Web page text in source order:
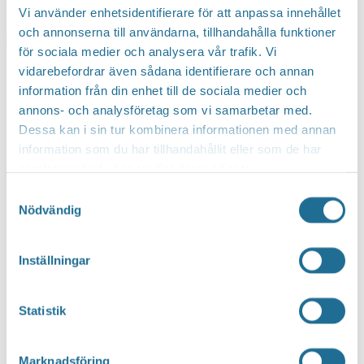
Vi använder enhetsidentifierare för att anpassa innehållet
och annonserna till användarna, tillhandahålla funktioner
för sociala medier och analysera vår trafik. Vi
vidarebefordrar även sådana identifierare och annan
information från din enhet till de sociala medier och
annons- och analysföretag som vi samarbetar med.
Dessa kan i sin tur kombinera informationen med annan
information som du har tillhandahållit eller som de har
Nödvändig
Inställningar
Statistik
Marknadsföring
21 juli kl 10:00 - 18:00
Under fyra veckor fylls Stora torget av lek, spel,
sport, pyssel och rörelse när Sommartorget finns
på plats!
Besök nedre delen av Stora torget med familjen
Utmana varandra i en pingismatch, se vem som
har snabbast reaktionsförmåga i Duellen, låt de
minsta hoppa käpphäst, tävla i en fotbollsmatch
och mycket, mycket annat kul!